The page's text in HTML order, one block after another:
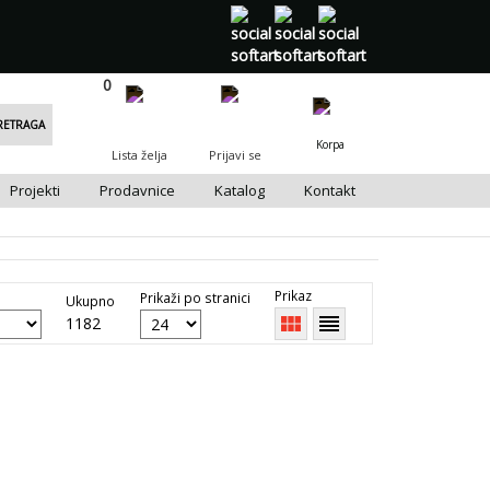
0
Lista želja Prijavi se
Korpa
Projekti Prodavnice Katalog Kontakt
Ukupno
1182
Prikaži po stranici Prikaz
view_module reorder